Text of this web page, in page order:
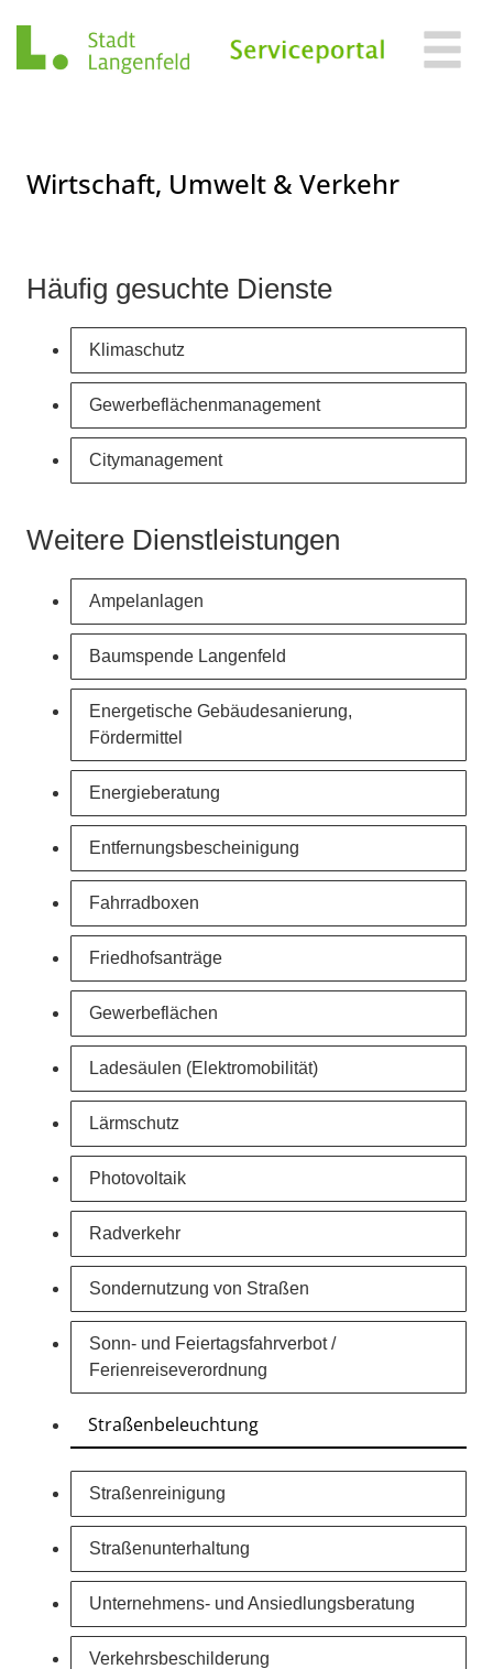
Wirtschaft, Umwelt & Verkehr
Häufig gesuchte Dienste
Klimaschutz
Gewerbeflächenmanagement
Citymanagement
Weitere Dienstleistungen
Ampelanlagen
Baumspende Langenfeld
Energetische Gebäudesanierung,
Fördermittel
Energieberatung
Entfernungsbescheinigung
Fahrradboxen
Friedhofsanträge
Gewerbeflächen
Ladesäulen (Elektromobilität)
Lärmschutz
Photovoltaik
Radverkehr
Sondernutzung von Straßen
Sonn- und Feiertagsfahrverbot /
Ferienreiseverordnung
Straßenbeleuchtung
Straßenreinigung
Straßenunterhaltung
Unternehmens- und Ansiedlungsberatung
Verkehrsbeschilderung